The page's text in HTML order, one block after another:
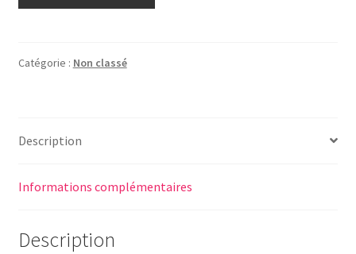
Catégorie : Non classé
Description
Informations complémentaires
Description